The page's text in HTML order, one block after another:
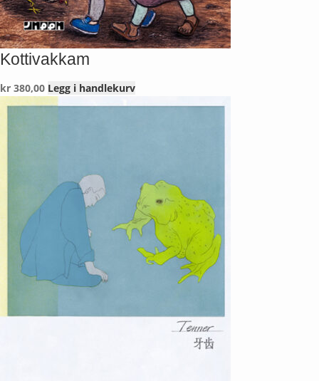
Kottivakkam
kr 380,00 Legg i handlekurv